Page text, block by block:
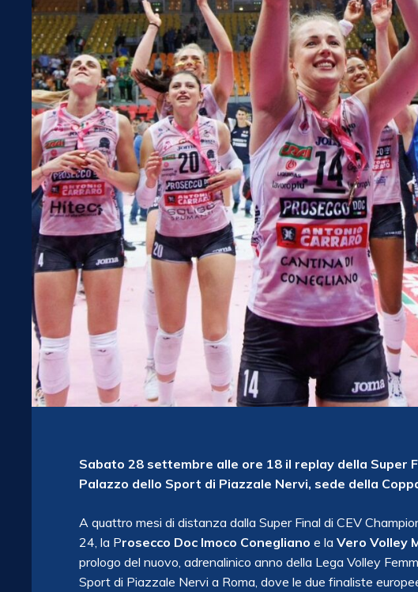
Sabato 28 settembre alle ore 18 il replay della Super
Palazzo dello Sport di Piazzale Nervi, sede della
A quattro mesi di distanza dalla Super Final di CEV
24, la Prosecco Doc Imoco Conegliano e la Vero Volley
prologo del nuovo, adrenalinico anno della Lega Volley
Sport di Piazzale Nervi a Roma, dove le due finaliste